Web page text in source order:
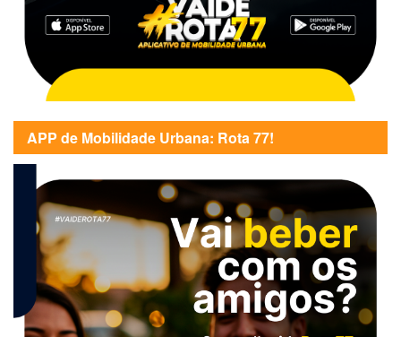
APP de Mobilidade Urbana: Rota 77!